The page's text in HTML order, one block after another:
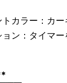
トカラー：カー
ョン：タイマ